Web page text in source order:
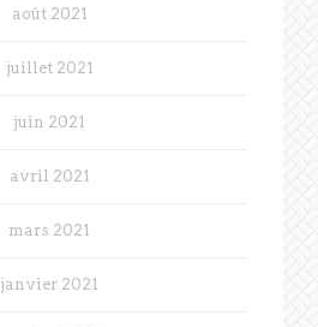
août 2021
juillet 2021
juin 2021
avril 2021
mars 2021
janvier 2021